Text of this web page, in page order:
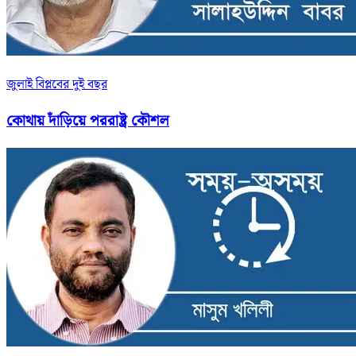
জুলাই বিপ্লবের দুই বছর
কোথায় দাঁড়িয়ে পররাষ্ট্র কৌশল